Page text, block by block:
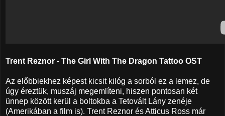
Trent Reznor - The Girl With The Dragon Tattoo OST
Az előbbiekhez képest kicsit kilóg a sorból ez a lemez, de
úgy éreztük, muszáj megemlíteni, hiszen pontosan két
ünnep között kerül a boltokba a Tetovált Lány zenéje
(Amerikában a film is). Trent Reznor és Atticus Ross már